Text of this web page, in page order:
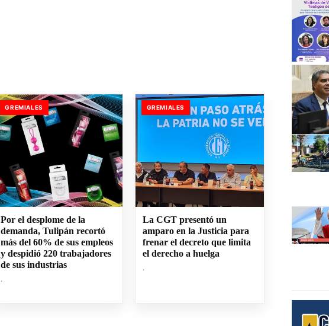
GREMIALES
Por el desplome de la
demanda, Tulipán recortó
más del 60% de sus empleos
y despidió 220 trabajadores
de sus industrias
.
GREMIALES
La CGT presentó un
amparo en la Justicia para
frenar el decreto que limita
el derecho a huelga
.